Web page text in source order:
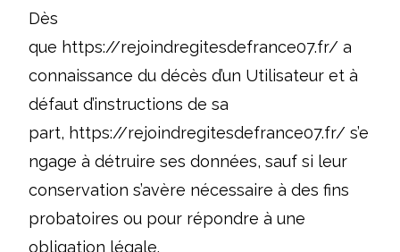
Dès
que https://rejoindregitesdefrance07.fr/ a
connaissance du décès d’un Utilisateur et à
défaut d’instructions de sa
part, https://rejoindregitesdefrance07.fr/ s’e
ngage à détruire ses données, sauf si leur
conservation s’avère nécessaire à des fins
probatoires ou pour répondre à une
obligation légale.